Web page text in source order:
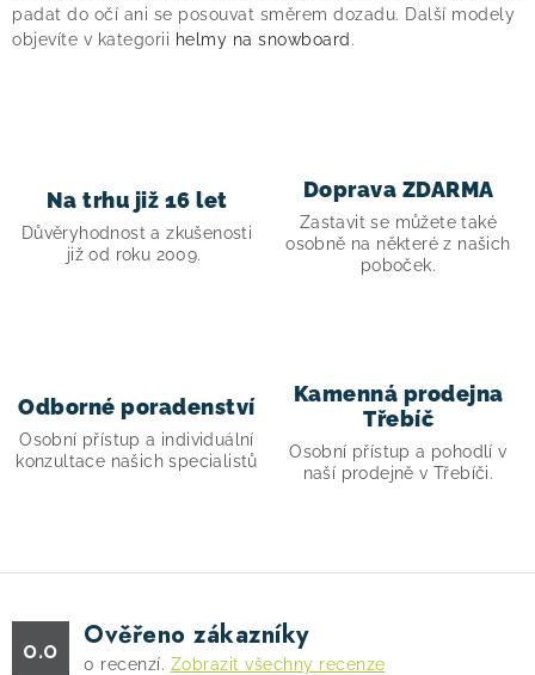
padat do očí ani se posouvat směrem dozadu. Další modely
objevíte v kategorii helmy na snowboard .
Na trhu již 16 let
Důvěryhodnost a zkušenosti
již od roku 2009.
Doprava ZDARMA
Zastavit se můžete také
osobně na některé z našich
poboček.
Odborné poradenství
Osobní přístup a individuální
konzultace našich specialistů
Kamenná prodejna
Třebíč
Osobní přístup a pohodlí v
naší prodejně v Třebíči.
0.0 Ověřeno zákazníky
0 recenzí. Zobrazit všechny recenze